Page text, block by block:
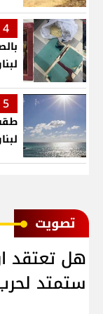
4
5
ﺗﺼﻮﻳﺖ
هل تعتقد
ستمتد